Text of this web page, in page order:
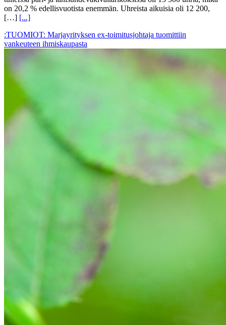
on 20,2 % edellisvuotista enemmän. Uhreista aikuisia oli 12 200,
[…] [...]
:TUOMIOT: Marjayrityksen ex-toimitusjohtaja tuomittiin
vankeuteen ihmiskaupasta